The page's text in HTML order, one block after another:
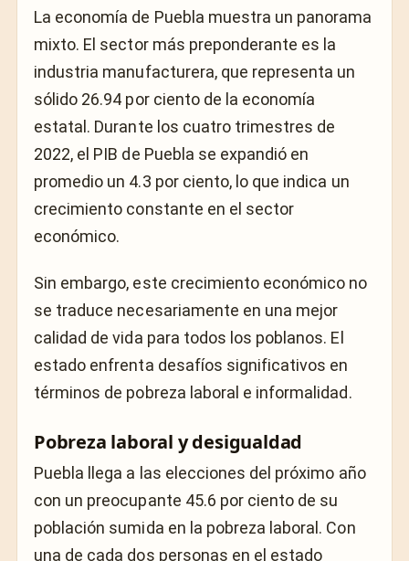
La economía de Puebla muestra un panorama
mixto. El sector más preponderante es la
industria manufacturera, que representa un
sólido 26.94 por ciento de la economía
estatal. Durante los cuatro trimestres de
2022, el PIB de Puebla se expandió en
promedio un 4.3 por ciento, lo que indica un
crecimiento constante en el sector
económico.
Sin embargo, este crecimiento económico no
se traduce necesariamente en una mejor
calidad de vida para todos los poblanos. El
estado enfrenta desafíos significativos en
términos de pobreza laboral e informalidad.
Pobreza laboral y desigualdad
Puebla llega a las elecciones del próximo año
con un preocupante 45.6 por ciento de su
población sumida en la pobreza laboral. Con
una de cada dos personas en el estado